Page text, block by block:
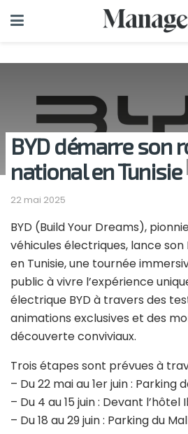
BYD démarre son
national en Tunisie
22 mai 2025
BYD (Build Your Dreams),
véhicules électriques, lance
en Tunisie, une tournée
public à vivre l’expérience
électrique BYD à travers des
animations exclusives et des
découverte conviviaux.
Trois étapes sont prévues à
– Du 22 mai au 1er juin : Parking
– Du 4 au 15 juin : Devant l’hôtel
– Du 18 au 29 juin : Parking du